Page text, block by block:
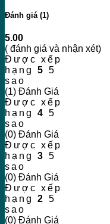
Đánh giá (1)
5.00
( đánh giá và nhận xét)
Được xếp
hạng 5 5
sao
(1) Đánh Giá
Được xếp
hạng 4 5
sao
(0) Đánh Giá
Được xếp
hạng 3 5
sao
(0) Đánh Giá
Được xếp
hạng 2 5
sao
(0) Đánh Giá